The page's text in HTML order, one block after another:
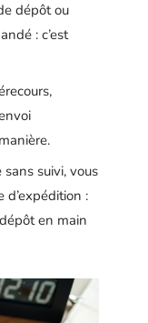
dépôt ou
: c’est
suivi, vous
d’expédition :
en main